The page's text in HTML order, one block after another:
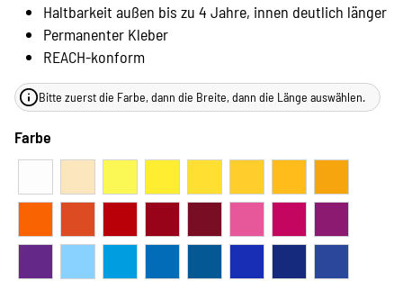
Haltbarkeit außen bis zu 4 Jahre, innen deutlich länger
Permanenter Kleber
REACH-konform
Bitte zuerst die Farbe, dann die Breite, dann die Länge auswählen.
Farbe